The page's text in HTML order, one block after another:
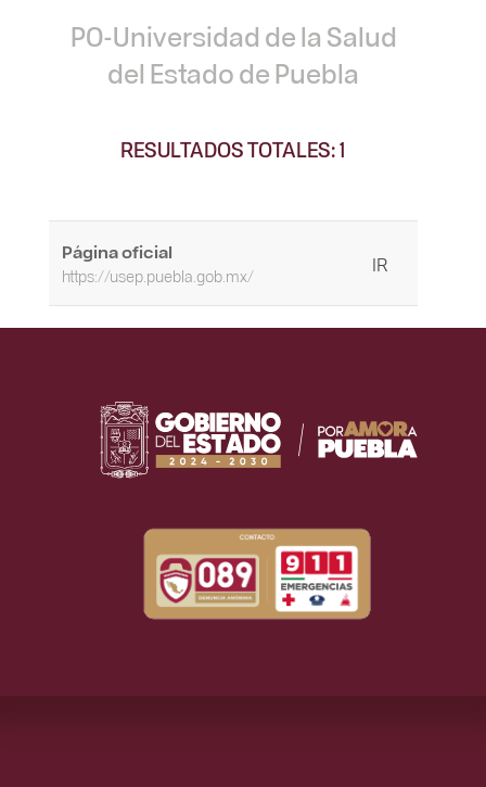
PO-Universidad de la Salud
del Estado de Puebla
RESULTADOS TOTALES: 1
Página oficial
https://usep.puebla.gob.mx/ IR